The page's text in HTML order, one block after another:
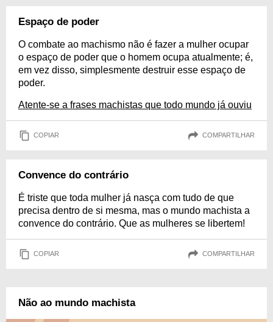
Espaço de poder
O combate ao machismo não é fazer a mulher ocupar
o espaço de poder que o homem ocupa atualmente; é,
em vez disso, simplesmente destruir esse espaço de
poder.
Atente-se a frases machistas que todo mundo já ouviu
COPIAR COMPARTILHAR
Convence do contrário
É triste que toda mulher já nasça com tudo de que
precisa dentro de si mesma, mas o mundo machista a
convence do contrário. Que as mulheres se libertem!
COPIAR COMPARTILHAR
Não ao mundo machista